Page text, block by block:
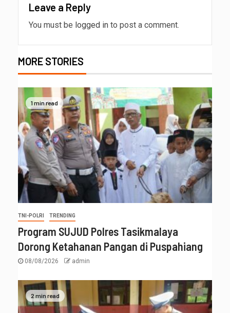
Leave a Reply
You must be logged in to post a comment.
MORE STORIES
1 min read
TNI-POLRI TRENDING
Program SUJUD Polres Tasikmalaya
Dorong Ketahanan Pangan di Puspahiang
08/08/2026 admin
2 min read